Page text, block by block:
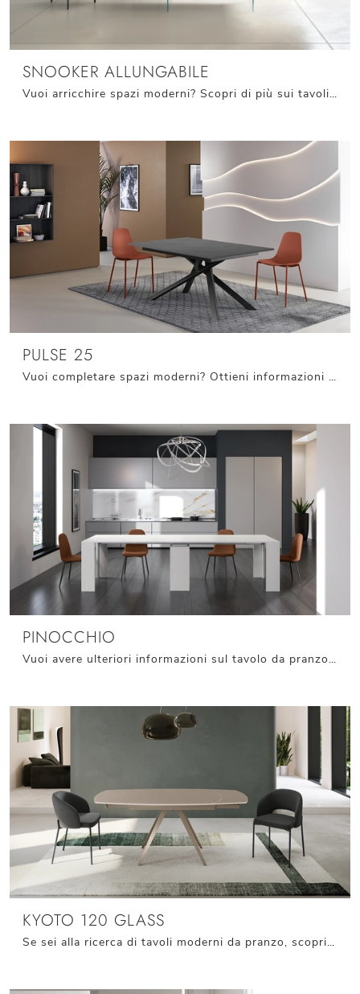
SNOOKER ALLUNGABILE
Vuoi arricchire spazi moderni? Scopri di più sui tavoli moderni allungabili: il modello da pranzo Snooker Allungabile ti aspetta.
PULSE 25
Vuoi completare spazi moderni? Ottieni informazioni sui tavoli moderni allungabili: il modello da pranzo Pulse 25 ti aspetta.
PINOCCHIO
Vuoi avere ulteriori informazioni sul tavolo da pranzo Pinocchio di Stones? Clicca e ottieni informazioni sui modelli consolle dell'azienda.
KYOTO 120 GLASS
Se sei alla ricerca di tavoli moderni da pranzo, scopri i modelli allungabili di Stones: clicca e scopri il modello Kyoto 120 Glass in vetro.